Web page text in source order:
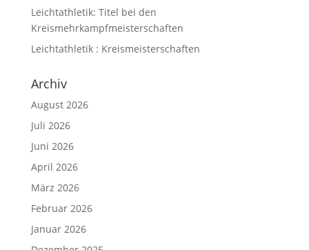
Leichtathletik: Titel bei den
Kreismehrkampfmeisterschaften
Leichtathletik : Kreismeisterschaften
Archiv
August 2026
Juli 2026
Juni 2026
April 2026
März 2026
Februar 2026
Januar 2026